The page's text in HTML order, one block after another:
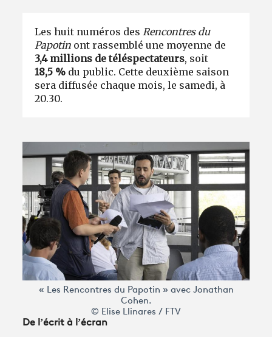
Les huit numéros des Rencontres du
Papotin ont rassemblé une moyenne de
3,4 millions de téléspectateurs, soit
18,5 % du public. Cette deuxième saison
sera diffusée chaque mois, le samedi, à
20.30.
« Les Rencontres du Papotin » avec Jonathan
Cohen.
© Elise Llinares / FTV
De l’écrit à l’écran